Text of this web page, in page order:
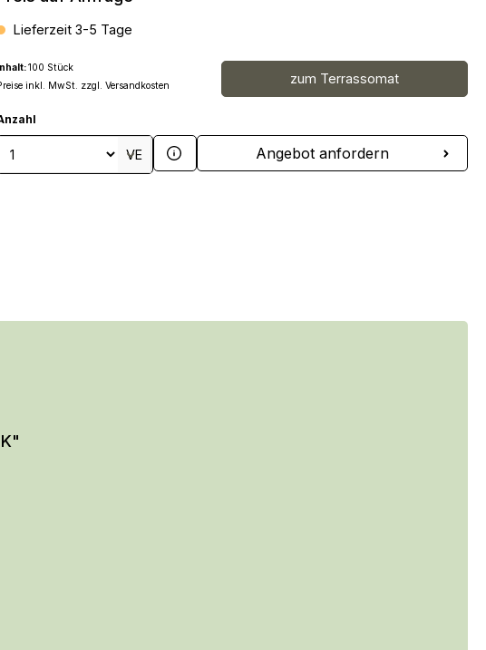
Lieferzeit 3-5 Tage
100 Stück
inkl. MwSt. zzgl. Versandkosten
zum Terrassomat
Produkt Anzahl: Gib den gewünschten Wert
VE Angebot anfordern